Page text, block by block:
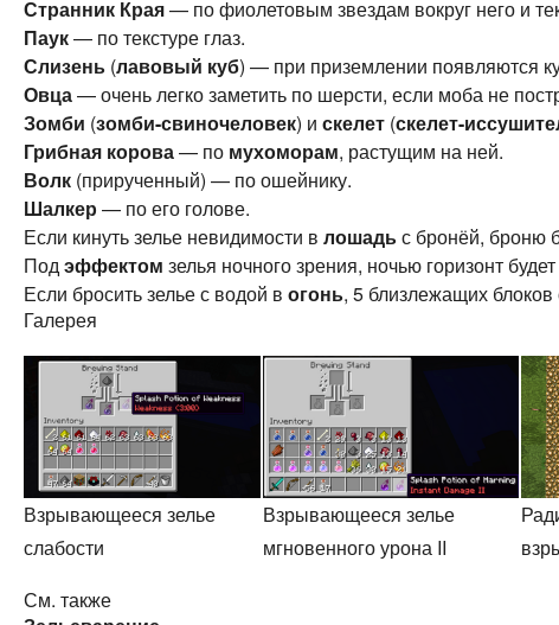
Странник Края— по фиолетовым звездам вокруг него и
Паук— по текстуре глаз.
Слизень (лавовый куб) — при приземлении появляются
Овца— очень легко заметить по шерсти, если моба не
Зомби (зомби-свиночеловек) и скелет (скелет-
Грибная корова— по мухоморам, растущим на ней.
Волк (прирученный) — по ошейнику.
Шалкер — по его голове.
Если кинуть зелье невидимости в лошадьс бронёй, броню
Подэффектом зелья ночного зрения, ночью горизонт
Если бросить зелье с водой в огонь, 5 близлежащих
Галерея
Взрывающееся зелье
слабости
Взрывающееся зелье
мгновенного урона II
См. также